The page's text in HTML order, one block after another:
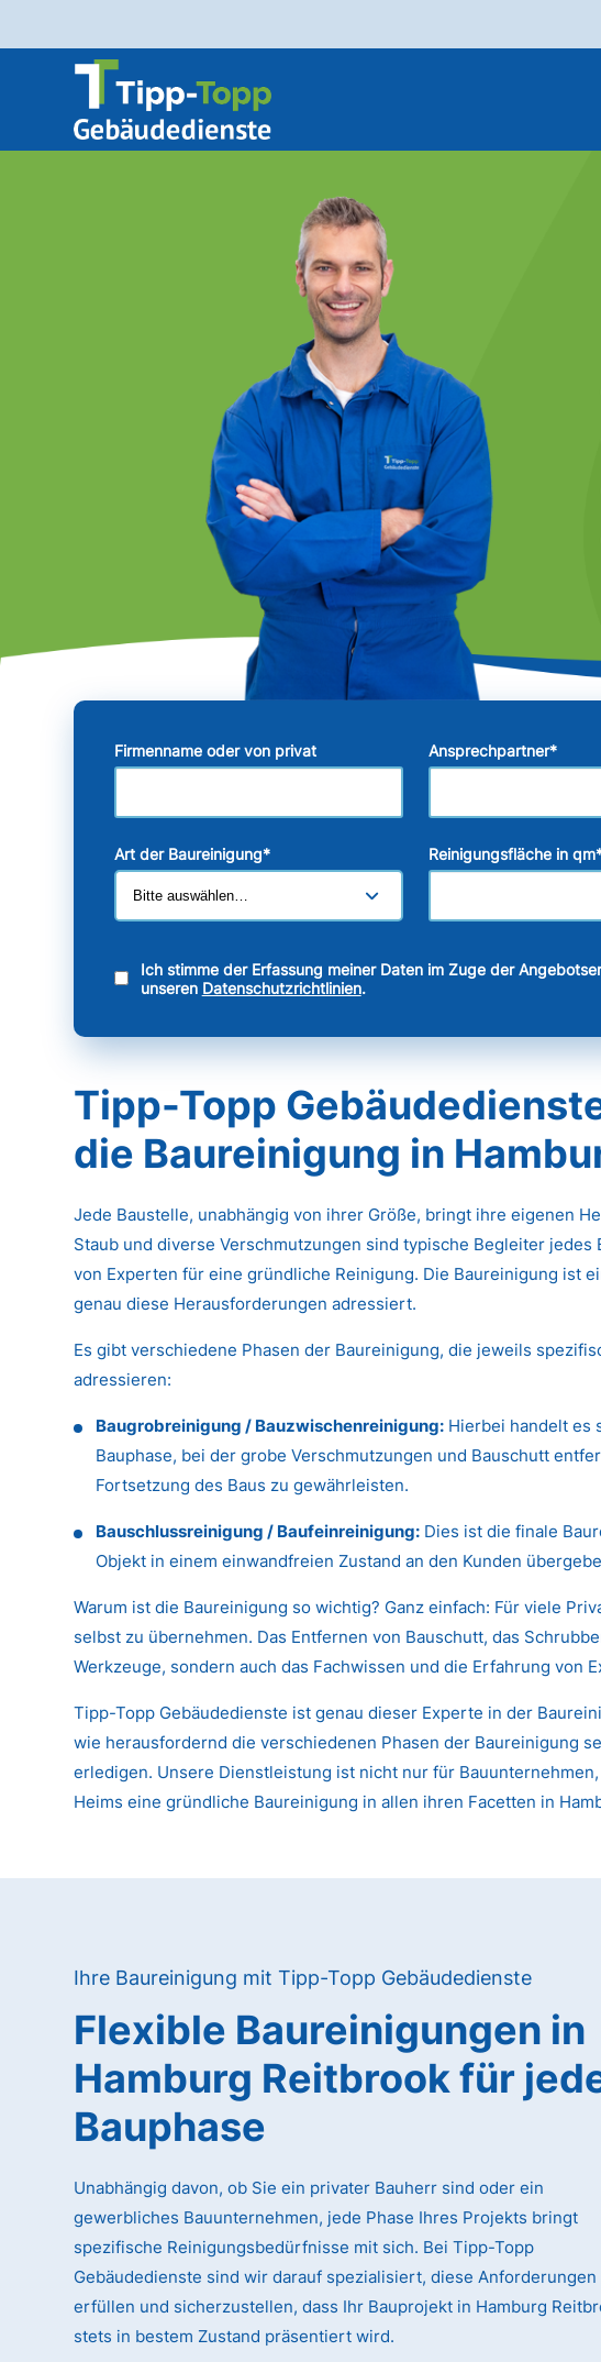
Firmenname oder von privat Ansprechpartner*
Art der Baureinigung* Reinigungsfläche in qm
Ich stimme der Erfassung meiner Daten im Zuge der
unseren Datenschutzrichtlinien.
Tipp-Topp
die Baureinigung in
Jede Baustelle, unabhängig von ihrer Größe, bringt ihre eigenen
Staub und diverse Verschmutzungen sind typische Begleiter
von Experten für eine gründliche Reinigung. Die Baureinigung ist
genau diese Herausforderungen adressiert.
Es gibt verschiedene Phasen der Baureinigung, die jeweils
adressieren:
Baugrobreinigung / Bauzwischenreinigung: Hierbei handelt es
Bauphase, bei der grobe Verschmutzungen und Bauschutt
Fortsetzung des Baus zu gewährleisten.
Bauschlussreinigung / Baufeinreinigung: Dies ist die finale
Objekt in einem einwandfreien Zustand an den Kunden
Warum ist die Baureinigung so wichtig? Ganz einfach: Für viele
selbst zu übernehmen. Das Entfernen von Bauschutt, das
Werkzeuge, sondern auch das Fachwissen und die Erfahrung von
Tipp-Topp Gebäudedienste ist genau dieser Experte in der
wie herausfordernd die verschiedenen Phasen der Baureinigung
erledigen. Unsere Dienstleistung ist nicht nur für
Heims eine gründliche Baureinigung in allen ihren Facetten in
Ihre Baureinigung mit Tipp-Topp Gebäudedienste
Flexible Baureinigungen in
Hamburg Reitbrookfür
Bauphase
Unabhängig davon, ob Sie ein privater Bauherr sind oder ein
gewerbliches Bauunternehmen, jede Phase Ihres Projekts bringt
spezifische Reinigungsbedürfnisse mit sich. Bei Tipp-Topp
Gebäudedienste sind wir darauf spezialisiert, diese Anforderungen
erfüllen und sicherzustellen, dass Ihr Bauprojekt in Hamburg
stets in bestem Zustand präsentiert wird.